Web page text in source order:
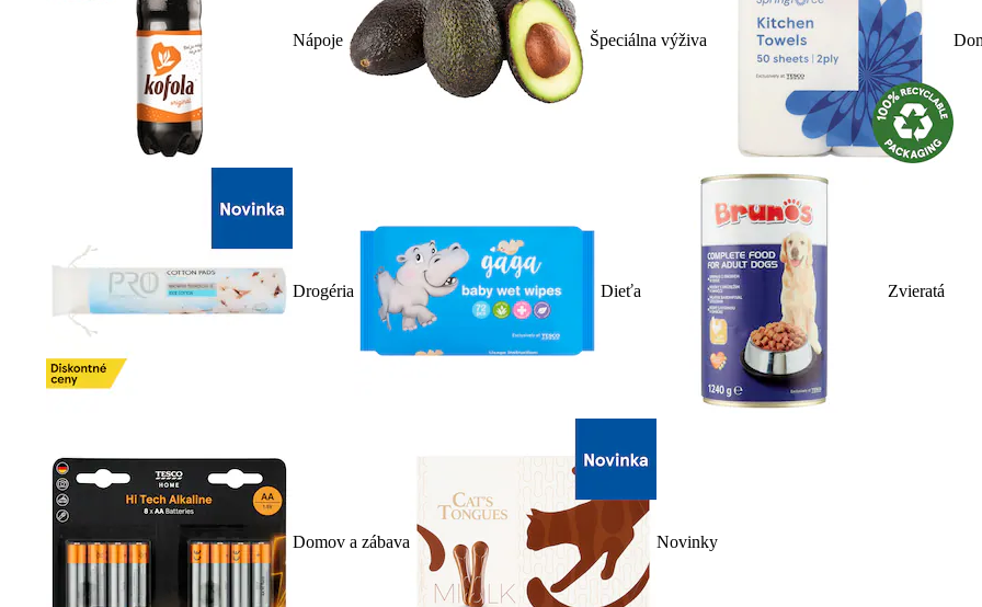
Nápoje Špeciálna výživa
Drogéria Dieťa Zvieratá
Domov a zábava Novinky